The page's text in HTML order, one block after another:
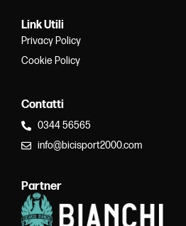
Link Utili
Privacy Policy
Cookie Policy
Contatti
0344 56565
info@bicisport2000.com
Partner